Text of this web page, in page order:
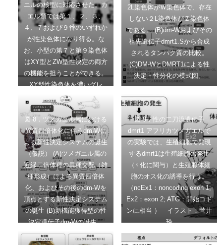
エルの核型に対応させた。カ
エル類では第１、２、３、
４、７および９番のいずれか
が性染色体になり得る。な
お、小型の第７と第９染色体
はXY型とZW型性決定の両方
の機能を担うことができる。
XY型性染色体を濃いグレ
ー、ZW型性染色体を薄いグ
レーの数字で示す。
2L染色体がＷ染色体で、存在
しない２L染色体がＺ染色体
である。 (B)dm-Wおよびその
祖先遺伝子dmrt1.Sから合成
されるタンパク質の比較。
(C)DM-WとDMRT1による性
決定・性分化の模式図。
図 8．ツメガエル属における
異質四倍体化に伴うdm-Wに
よる新性決定システムの誕生
（仮説） (A)ツメガエル属の
近縁二倍体種の異種交配（雑
種形成）による異質四倍体
化、およびその後のdm-Wを
頂点とする新性決定システム
の誕生 (B)新機能獲得型の性
決定遺伝子dm-Wの誕生。
dmrt1.Sの部分重複とシスエ
図 9．性の二刀流遺伝子
dmrt1 アフリカツメガエルで
の実験では、生殖細胞で発現
するdmrt1は生殖細胞の発生
（♀化に関与）と生殖腺体細
胞のオス化の誘導を行う。
（ncEx1：noncoding exon 1;
Ex2：exon 2; ATG：開始コド
ンに相当 ） イラスト：菅井
玲